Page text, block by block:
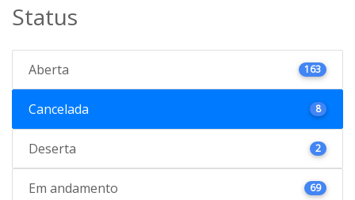
Status
Aberta 163
Cancelada 8
Deserta 2
Em andamento 69